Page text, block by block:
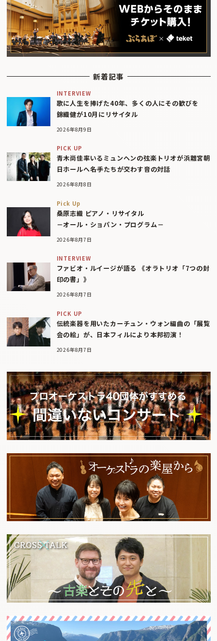
新着記事
INTERVIEW
歌に人生を捧げた40年、多くの人にその歓びを
錦織健が10月にリサイタル
2026年8月9日
PICK UP
青木尚佳率いるミュンヘンの弦楽トリオが浜離宮朝
日ホールへ――名手たちが交わす音の対話
2026年8月8日
Pick Up
桑原志織 ピアノ・リサイタル
－オール・ショパン・プログラム－
2026年8月7日
INTERVIEW
ファビオ・ルイージが語る 《オラトリオ「7つの封
印の書」》
2026年8月7日
PICK UP
伝統楽器を用いたカーチュン・ウォン編曲の「展覧
会の絵」が、日本フィルにより本邦初演！
2026年8月7日